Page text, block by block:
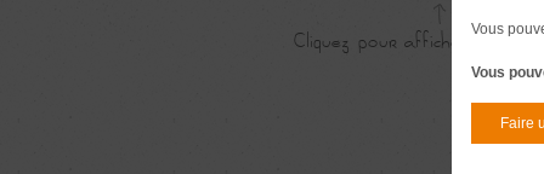
Vous
Vous
Faire